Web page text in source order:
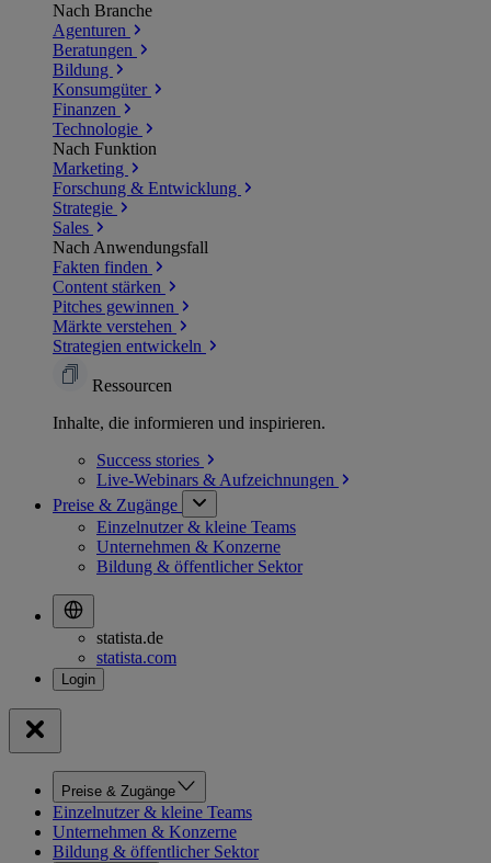
Nach Branche
Agenturen
Beratungen
Bildung
Konsumgüter
Finanzen
Technologie
Nach Funktion
Marketing
Forschung & Entwicklung
Strategie
Sales
Nach Anwendungsfall
Fakten finden
Content stärken
Pitches gewinnen
Märkte verstehen
Strategien entwickeln
Ressourcen
Inhalte, die informieren und inspirieren.
Success stories
Live-Webinars & Aufzeichnungen
Preise & Zugänge
Einzelnutzer & kleine Teams
Unternehmen & Konzerne
Bildung & öffentlicher Sektor
statista.de
statista.com
Preise & Zugänge
Einzelnutzer & kleine Teams
Unternehmen & Konzerne
Bildung & öffentlicher Sektor